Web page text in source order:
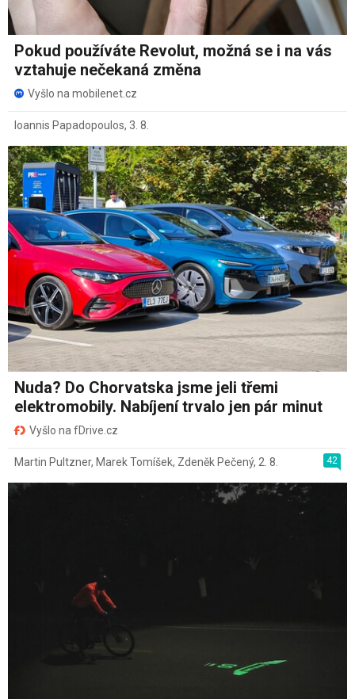
Pokud používáte Revolut, možná se i na vás
vztahuje nečekaná změna
Vyšlo na mobilenet.cz
Ioannis Papadopoulos, 3. 8.
Nuda? Do Chorvatska jsme jeli třemi
elektromobily. Nabíjení trvalo jen pár minut
Vyšlo na fDrive.cz
42
Martin Pultzner, Marek Tomíšek, Zdeněk Pečený, 2. 8.